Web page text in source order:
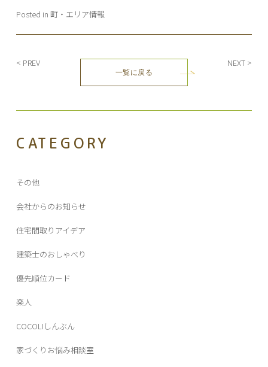
Posted in 町・エリア情報
投
ビ
ー
シ
ン
< PREV NEXT >
一覧に戻る
CATEGORY
その他
会社からのお知らせ
住宅間取りアイデア
建築士のおしゃべり
優先順位カード
楽人
COCOLIしんぶん
家づくりお悩み相談室